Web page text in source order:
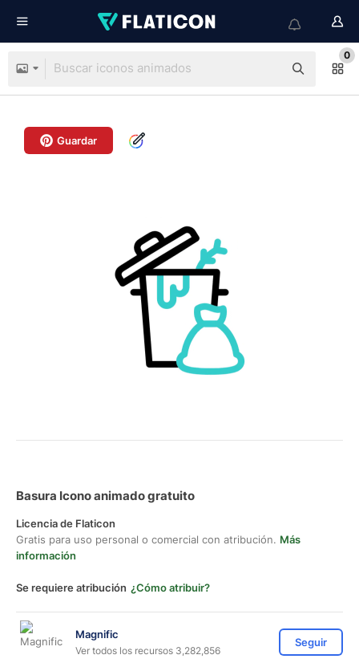
0
Guardar
Basura Icono animado gratuito
Licencia de Flaticon
Gratis para uso personal o comercial con atribución. Más
información
Se requiere atribución ¿Cómo atribuir?
Magnific
Ver todos los recursos 3,282,856
Seguir